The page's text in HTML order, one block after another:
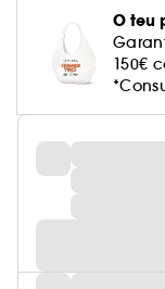
O teu
150€